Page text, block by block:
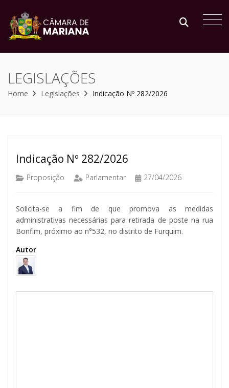
LEGISLAÇÕES
Home Legislações Indicação Nº 282/2026
Indicação Nº 282/2026
Proposição Parlamentar 27/04/2026
Solicita-se a fim de que promova as medidas
administrativas necessárias para retirada de poste na rua
Bonfim, próximo ao n°532, no distrito de Furquim.
Autor